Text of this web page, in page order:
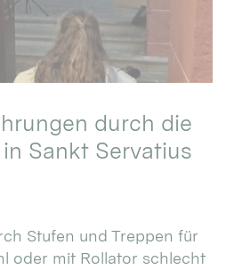
durch die
Sankt Servatius
Stufen und Treppen für
oder mit Rollator schlecht